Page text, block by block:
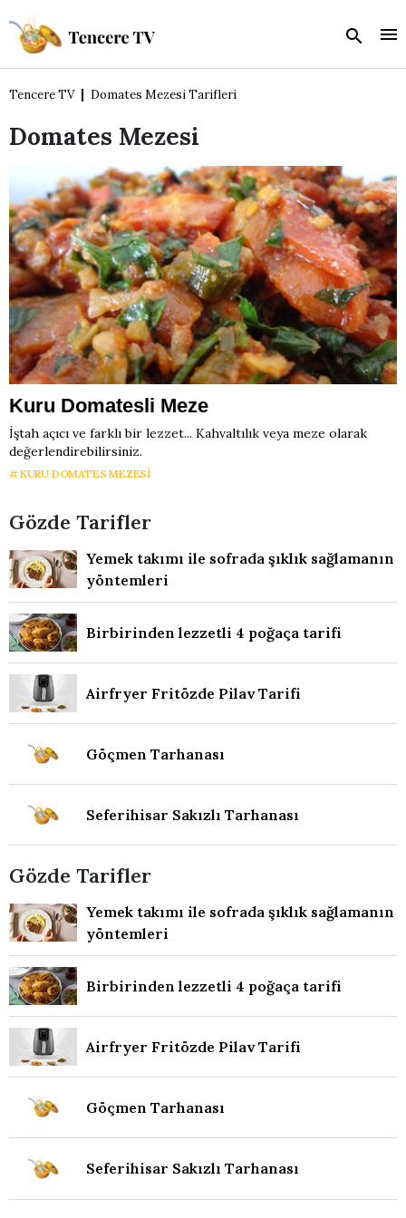
Tencere TV Domates Mezesi Tarifleri
Domates Mezesi
Kuru Domatesli Meze
İştah açıcı ve farklı bir lezzet... Kahvaltılık veya meze olarak
değerlendirebilirsiniz.
KURU DOMATES MEZESI
Gözde Tarifler
Yemek takımı ile sofrada şıklık sağlamanın
yöntemleri
Birbirinden lezzetli 4 poğaça tarifi
Airfryer Fritözde Pilav Tarifi
Göçmen Tarhanası
Seferihisar Sakızlı Tarhanası
Gözde Tarifler
Yemek takımı ile sofrada şıklık sağlamanın
yöntemleri
Birbirinden lezzetli 4 poğaça tarifi
Airfryer Fritözde Pilav Tarifi
Göçmen Tarhanası
Seferihisar Sakızlı Tarhanası